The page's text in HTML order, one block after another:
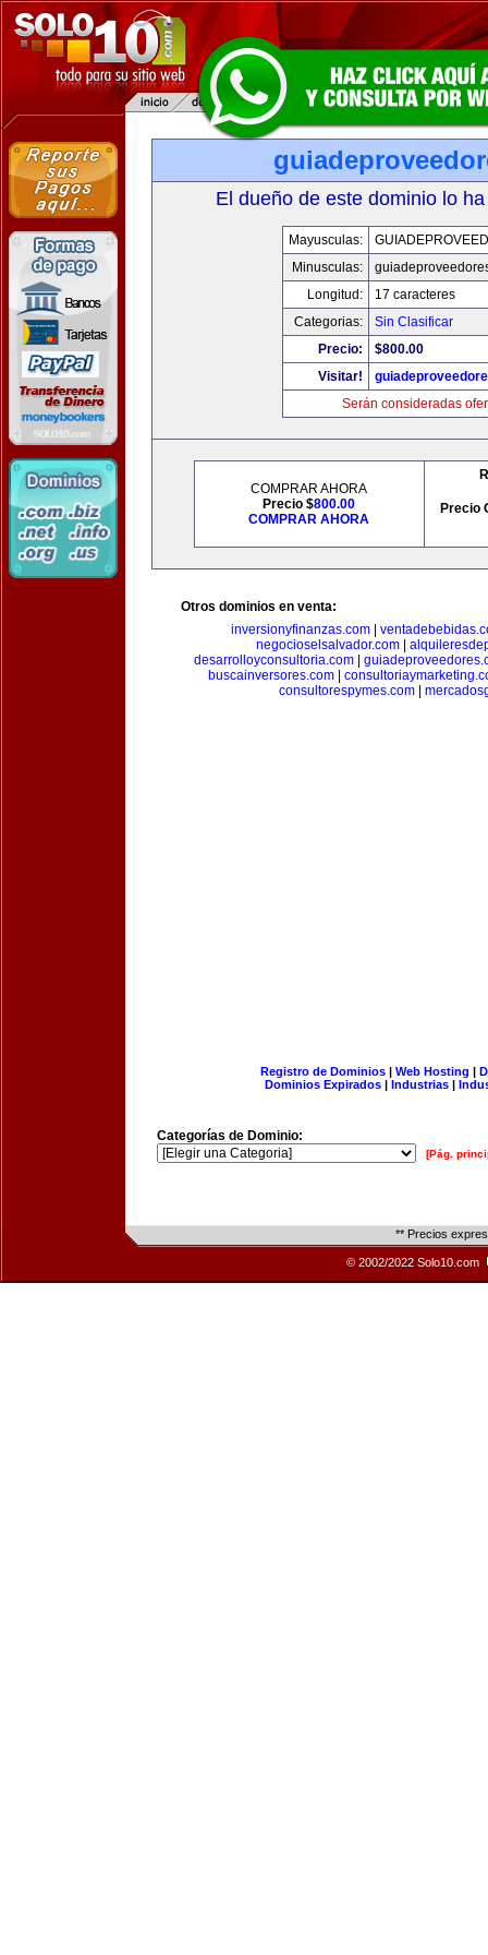
El dueño de este dominio lo
Mayusculas:
Minusculas:
Longitud:
17 caracteres
Categorias:
Sin Clasificar
Precio:
$800.00
Visitar!
Serán consideradas
COMPRAR AHORA
Precio $800.00
COMPRAR AHORA
Precio
Otros dominios en venta:
inversionyfinanzas.com|
negocioselsalvador.com|
desarrolloyconsultoria.com
buscainversores.com|
consultorespymes.com|
Registro de Dominios| Web Hosting |
Dominios Expirados | Industrias |
Categorías de Dominio:
[Pág.
** Precios
© 2002/2022 Solo10.com